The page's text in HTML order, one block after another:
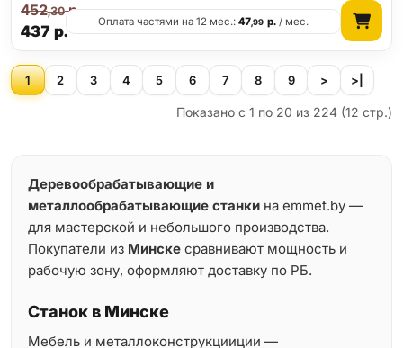
437 р.
452,30р.
Оплата частями на 12 мес.:47,99 р./ мес.
1 2 3 4 5 6 7 8 9 > >|
Показано с 1 по 20 из 224 (12 стр.)
Деревообрабатывающие и
металлообрабатывающие станки на emmet.by —
для мастерской и небольшого производства.
Покупатели из Минске сравнивают мощность и
рабочую зону, оформляют доставку по РБ.
Станок в Минске
Мебель и металлоконструкцииции —